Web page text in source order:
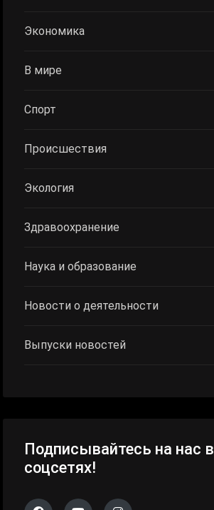
Экономика
В мире
Спорт
Происшествия
Экология
Здравоохранение
Наука и образование
Новости о деятельности
Выпуски новостей
Подписывайтесь на нас в
соцсетях!